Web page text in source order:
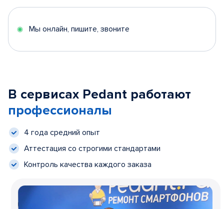
Мы онлайн, пишите, звоните
В сервисах Pedant работают
профессионалы
4 года средний опыт
Аттестация со строгими стандартами
Контроль качества каждого заказа